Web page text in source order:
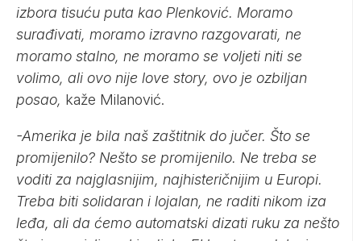
izbora tisuću puta kao Plenković. Moramo
surađivati, moramo izravno razgovarati, ne
moramo stalno, ne moramo se voljeti niti se
volimo, ali ovo nije love story, ovo je ozbiljan
posao, kaže Milanović.
-Amerika je bila naš zaštitnik do jučer. Što se
promijenilo? Nešto se promijenilo. Ne treba se
voditi za najglasnijim, najhisteričnijim u Europi.
Treba biti solidaran i lojalan, ne raditi nikom iza
leđa, ali da ćemo automatski dizati ruku za nešto